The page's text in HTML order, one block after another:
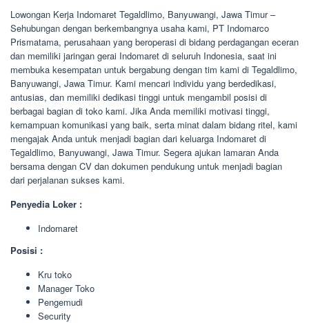
Lowongan Kerja Indomaret Tegaldlimo, Banyuwangi, Jawa Timur –
Sehubungan dengan berkembangnya usaha kami, PT Indomarco
Prismatama, perusahaan yang beroperasi di bidang perdagangan eceran
dan memiliki jaringan gerai Indomaret di seluruh Indonesia, saat ini
membuka kesempatan untuk bergabung dengan tim kami di Tegaldlimo,
Banyuwangi, Jawa Timur. Kami mencari individu yang berdedikasi,
antusias, dan memiliki dedikasi tinggi untuk mengambil posisi di
berbagai bagian di toko kami. Jika Anda memiliki motivasi tinggi,
kemampuan komunikasi yang baik, serta minat dalam bidang ritel, kami
mengajak Anda untuk menjadi bagian dari keluarga Indomaret di
Tegaldlimo, Banyuwangi, Jawa Timur. Segera ajukan lamaran Anda
bersama dengan CV dan dokumen pendukung untuk menjadi bagian
dari perjalanan sukses kami.
Penyedia Loker :
Indomaret
Posisi :
Kru toko
Manager Toko
Pengemudi
Security